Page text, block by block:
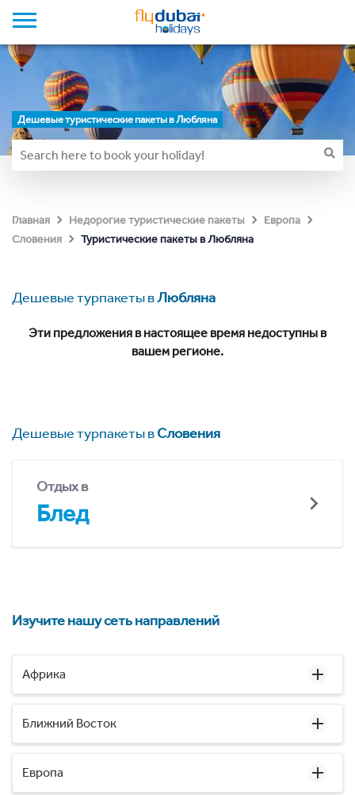
Дешевые туристические пакеты в Любляна
Главная Недорогие туристические пакеты
Европа
Словения
Туристические пакеты в Любляна
Дешевые турпакеты вЛюбляна
Эти предложения в настоящее время недоступны в
вашем регионе.
Дешевые турпакеты вСловения
Отдых в
Блед
Изучите нашу сеть направлений
Африка
Ближний Восток
Европа